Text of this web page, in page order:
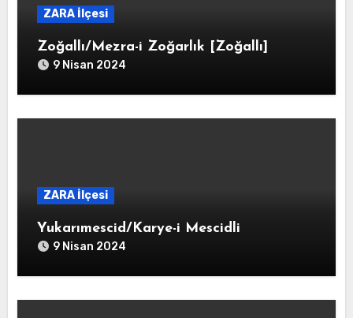
ZARA İlçesi
Zoğallı/Mezra-i Zoğarlık [Zoğallı]
9 Nisan 2024
ZARA İlçesi
Yukarımescid/Karye-i Mescidli
9 Nisan 2024